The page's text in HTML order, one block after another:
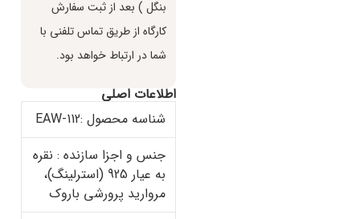
بنگل ) بعد از ثبت سفارش
كارگاه از طريق تماس تلفني با
شما در ارتباط خواهد بود.
اطلاعات اصلی
شناسه محصول :EAW-112
جنس و اجزا سازنده : نقره
به عیار 925 (استرلینگ)،
مروارید پرورشی باروک